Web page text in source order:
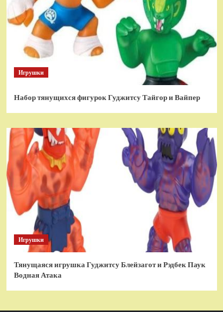
Игрушки
Набор тянущихся фигурок Гуджитсу Тайгор и Вайпер
Игрушки
Тянущаяся игрушка Гуджитсу Блейзагот и Рэдбек Паук
Водная Атака